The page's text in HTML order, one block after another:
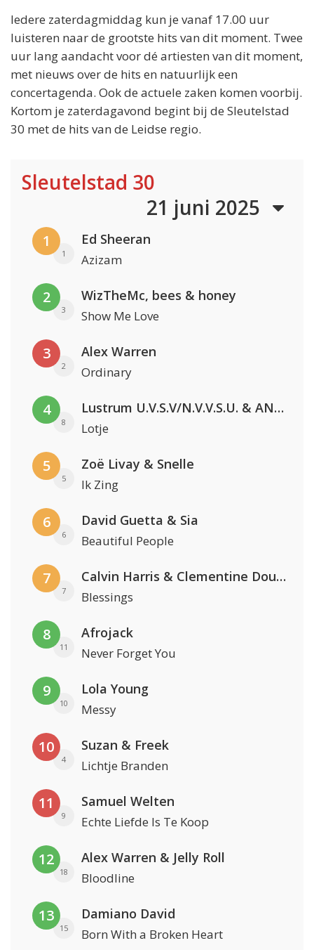
Iedere zaterdagmiddag kun je vanaf 17.00 uur
luisteren naar de grootste hits van dit moment. Twee
uur lang aandacht voor dé artiesten van dit moment,
met nieuws over de hits en natuurlijk een
concertagenda. Ook de actuele zaken komen voorbij.
Kortom je zaterdagavond begint bij de Sleutelstad
30 met de hits van de Leidse regio.
Sleutelstad 30
21 juni 2025
1
1
Ed Sheeran
Azizam
2
3
WizTheMc, bees & honey
Show Me Love
3
2
Alex Warren
Ordinary
4
8
Lustrum U.V.S.V/N.V.V.S.U. & ANNO ONS & Jopke van Dobbenburgh & Roeland Beelen
Lotje
5
5
Zoë Livay & Snelle
Ik Zing
6
6
David Guetta & Sia
Beautiful People
7
7
Calvin Harris & Clementine Douglas
Blessings
8
11
Afrojack
Never Forget You
9
10
Lola Young
Messy
10
4
Suzan & Freek
Lichtje Branden
11
9
Samuel Welten
Echte Liefde Is Te Koop
12
18
Alex Warren & Jelly Roll
Bloodline
13
15
Damiano David
Born With a Broken Heart